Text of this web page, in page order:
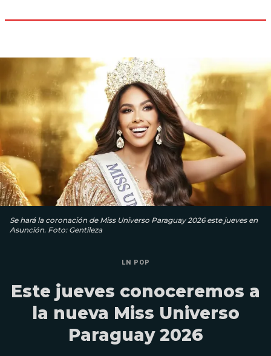
Se hará la coronación de Miss Universo Paraguay 2026 este jueves en
Asunción. Foto: Gentileza
LN POP
Este jueves conoceremos a
la nueva Miss Universo
Paraguay 2026